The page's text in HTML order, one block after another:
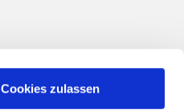
Cookies zulassen